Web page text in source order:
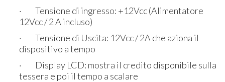
· Tensione di ingresso: +12Vcc (Alimentatore
12Vcc / 2 A incluso)
· Tensione di Uscita: 12Vcc / 2A che aziona il
dispositivo a tempo
· Display LCD: mostra il credito disponibile sulla
tessera e poi il tempo a scalare